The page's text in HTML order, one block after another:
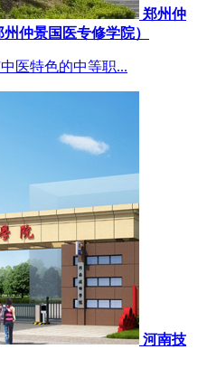
郑州仲
仲景国医专修学院）
医特色的中等职...
河南技